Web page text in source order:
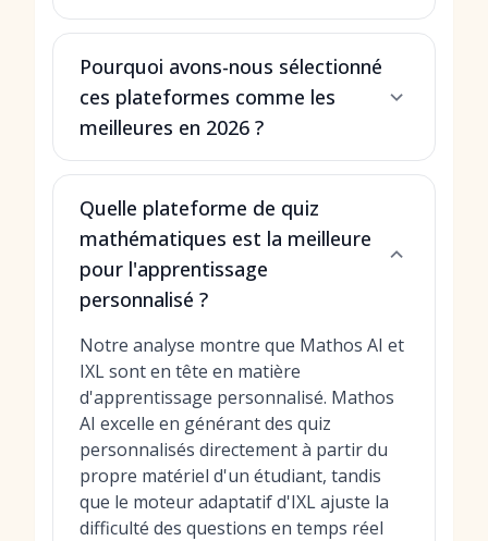
Pourquoi avons-nous sélectionné
ces plateformes comme les
meilleures en 2026 ?
Quelle plateforme de quiz
mathématiques est la meilleure
pour l'apprentissage
personnalisé ?
Notre analyse montre que Mathos AI et
IXL sont en tête en matière
d'apprentissage personnalisé. Mathos
AI excelle en générant des quiz
personnalisés directement à partir du
propre matériel d'un étudiant, tandis
que le moteur adaptatif d'IXL ajuste la
difficulté des questions en temps réel